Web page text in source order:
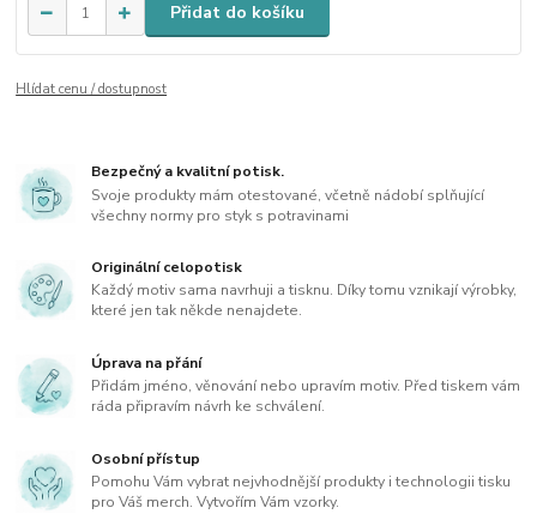
Přidat do košíku
Hlídat cenu / dostupnost
Bezpečný a kvalitní potisk.
Svoje produkty mám otestované, včetně nádobí splňující
všechny normy pro styk s potravinami
Originální celopotisk
Každý motiv sama navrhuji a tisknu. Díky tomu vznikají výrobky,
které jen tak někde nenajdete.
Úprava na přání
Přidám jméno, věnování nebo upravím motiv. Před tiskem vám
ráda připravím návrh ke schválení.
Osobní přístup
Pomohu Vám vybrat nejvhodnější produkty i technologii tisku
pro Váš merch. Vytvořím Vám vzorky.